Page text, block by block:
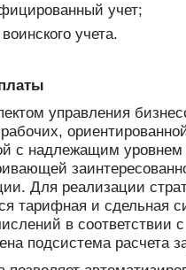
учет;
учета.
управления
с надлежащим уровнем
Для реализации
тарифная и сдельная
в
подсистема расчета